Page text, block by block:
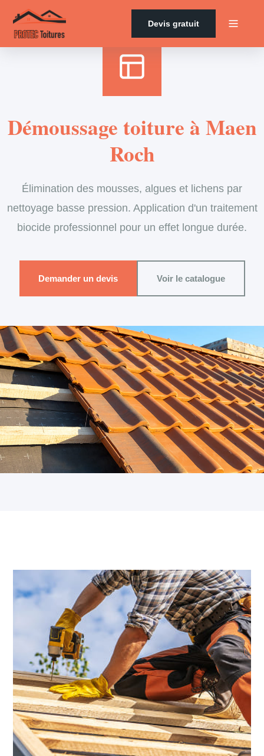
Devis gratuit
Démoussage toiture à Maen
Roch
Élimination des mousses, algues et lichens par
nettoyage basse pression. Application d'un traitement
biocide professionnel pour un effet longue durée.
Demander un devis Voir le catalogue